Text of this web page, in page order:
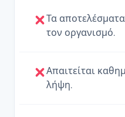
Τα
τον οργανισμό.
Απαιτείται
λήψη.